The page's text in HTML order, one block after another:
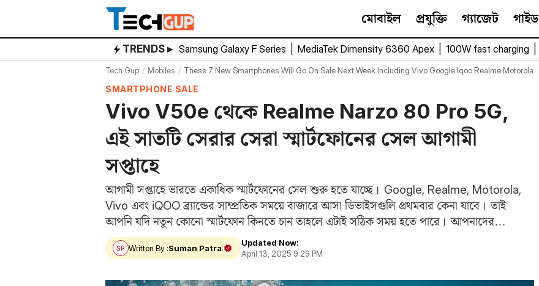
content
মোবাইল প্রযুক্তি গ্যাজেট গাইড
TRENDS ▸ Samsung Galaxy F Series MediaTek Dimensity 6360 Apex 100W fast charging
Tech Gup Mobiles These 7 New Smartphones Will Go On Sale Next Week Including Vivo Google Iqoo Realme Motorola
SMARTPHONE SALE
Vivo V50e থেকে Realme Narzo 80 Pro 5G,
এই সাতটি সেরার সেরা স্মার্টফোনের সেল আগামী
সপ্তাহে
আগামী সপ্তাহে ভারতে একাধিক স্মার্টফোনের সেল শুরু হতে যাচ্ছে। Google, Realme, Motorola,
Vivo এবং iQOO ব্র্যান্ডের সাম্প্রতিক সময়ে বাজারে আসা ডিভাইসগুলি প্রথমবার কেনা যাবে। তাই
আপনি যদি নতুন কোনো স্মার্টফোন কিনতে চান তাহলে এটাই সঠিক সময় হতে পারে। আপনাদের
সুবিধার্থে…
Written By :Suman Patra
Updated Now:
April 13, 2025 9:29 PM